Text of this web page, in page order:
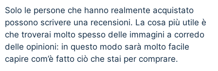
Solo le persone che hanno realmente acquistato
possono scrivere una recensioni. La cosa più utile è
che troverai molto spesso delle immagini a corredo
delle opinioni: in questo modo sarà molto facile
capire com’è fatto ciò che stai per comprare.